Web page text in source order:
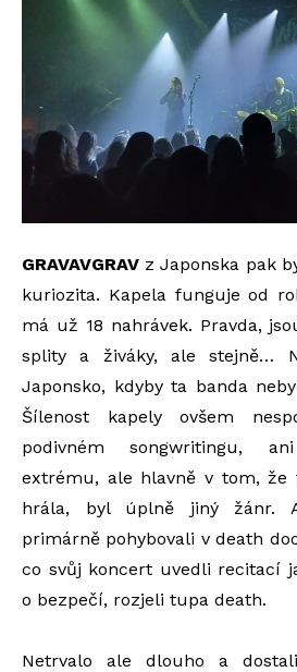
GRAVAVGRAV z Japonska pak
kuriozita. Kapela funguje od
má už 18 nahrávek. Pravda,
splity a živáky, ale stejně…
Japonsko, kdyby ta banda
Šílenost kapely ovšem
podivném songwritingu,
extrému, ale hlavně v tom, že
hrála, byl úplně jiný žánr.
primárně pohybovali v death
co svůj koncert uvedli recitací
o bezpečí, rozjeli tupa death.
Netrvalo ale dlouho a